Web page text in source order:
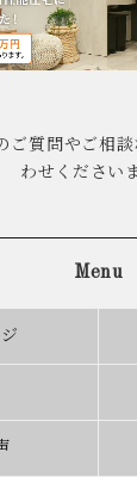
ご質問やご相
わせください
Menu